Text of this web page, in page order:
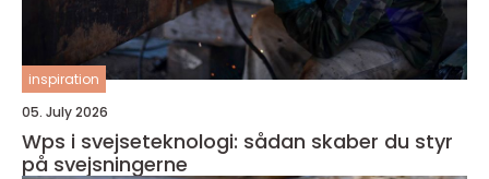
inspiration
05. July 2026
Wps i svejseteknologi: sådan skaber du styr
på svejsningerne